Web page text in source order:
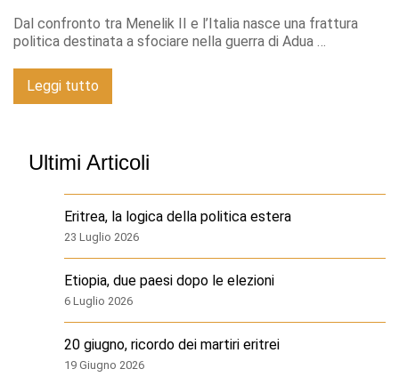
Dal confronto tra Menelik II e l’Italia nasce una frattura
politica destinata a sfociare nella guerra di Adua …
Leggi tutto
Ultimi Articoli
Eritrea, la logica della politica estera
23 Luglio 2026
Etiopia, due paesi dopo le elezioni
6 Luglio 2026
20 giugno, ricordo dei martiri eritrei
19 Giugno 2026